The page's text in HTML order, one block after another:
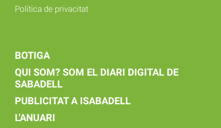
Política de privacitat
BOTIGA
QUI SOM? SOM EL DIARI DIGITAL DE
SABADELL
PUBLICITAT A ISABADELL
L'ANUARI